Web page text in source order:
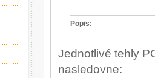
Popis:
Jednotlivé tehly
nasledovne: